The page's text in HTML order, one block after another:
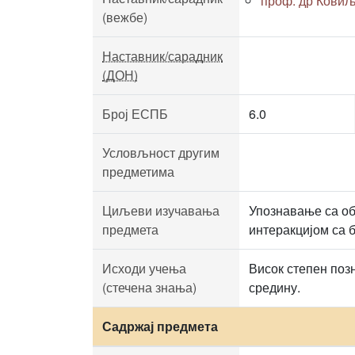
(вежбе)
Наставник/сарадник
(ДОН)
Број ЕСПБ 6.0
Условљност другим
предметима
Циљеви изучавања
предмета
Упознавање са
интеракцијом
Исходи учења
(стечена знања)
Висок степен
средину.
Садржај предмета